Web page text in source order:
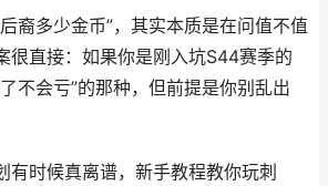
裔多少金币”，其实本质是在问值不值
很直接：如果你是刚入坑S44赛季的
不会亏”的那种，但前提是你别乱出
有时候真离谱，新手教程教你玩刺